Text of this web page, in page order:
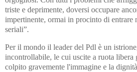
triste e deprimente, doversi occupare
impertinente, ormai in procinto di entrare
seriali”.
Per il mondo il leader del Pdl è un
incontrollabile, le cui uscite a ruota libera
colpito gravemente l'immagine e la